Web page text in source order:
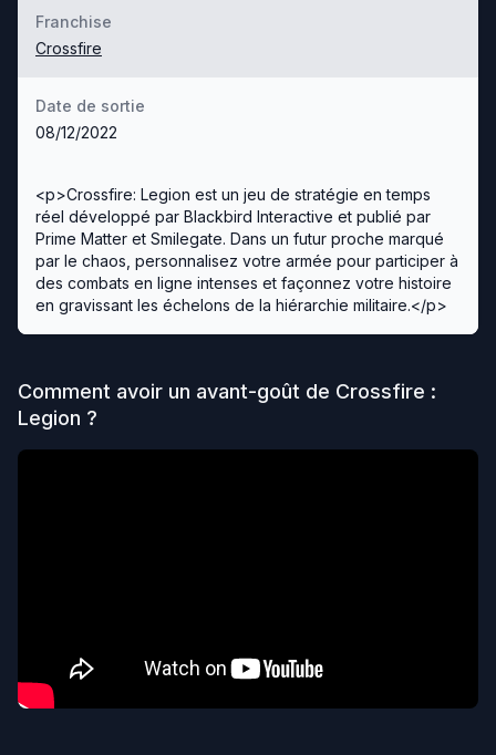
Franchise
Crossfire
Date de sortie
08/12/2022
<p>Crossfire: Legion est un jeu de stratégie en temps
réel développé par Blackbird Interactive et publié par
Prime Matter et Smilegate. Dans un futur proche marqué
par le chaos, personnalisez votre armée pour participer à
des combats en ligne intenses et façonnez votre histoire
en gravissant les échelons de la hiérarchie militaire.</p>
Comment avoir un avant-goût de Crossfire :
Legion ?